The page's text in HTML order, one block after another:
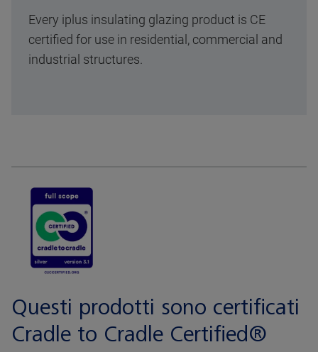
Every iplus insulating glazing product is CE
certified for use in residential, commercial and
industrial structures.
Questi prodotti sono certificati
Cradle to Cradle Certified®